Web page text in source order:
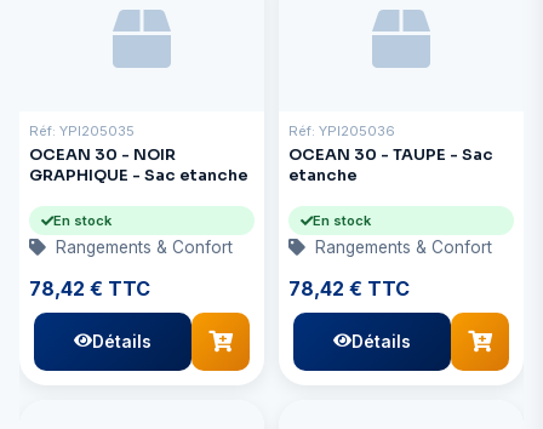
Réf: YPI205035
OCEAN 30 - NOIR
GRAPHIQUE - Sac etanche
En stock
Rangements & Confort
78,42 € TTC
Détails
Réf: YPI205036
OCEAN 30 - TAUPE - Sac
etanche
En stock
Rangements & Confort
78,42 € TTC
Détails